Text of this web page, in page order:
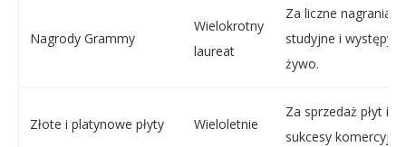
Nagrody Grammy
Wielokrotny
laureat
Za liczne nagrania
studyjne i występy
żywo.
Złote i platynowe płyty Wieloletnie
Za sprzedaż płyt i
sukcesy komercyjne.